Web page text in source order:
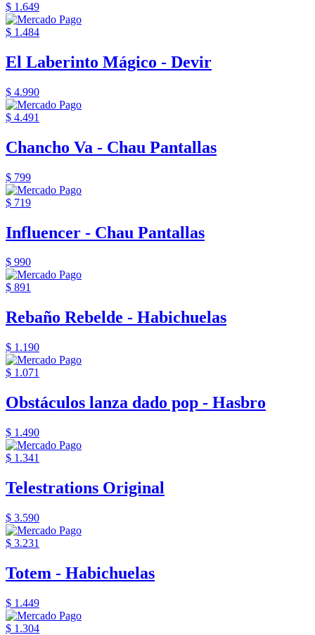
$ 1.649
$ 1.484
El Laberinto Mágico - Devir
$ 4.990
$ 4.491
Chancho Va - Chau Pantallas
$ 799
$ 719
Influencer - Chau Pantallas
$ 990
$ 891
Rebaño Rebelde - Habichuelas
$ 1.190
$ 1.071
Obstáculos lanza dado pop - Hasbro
$ 1.490
$ 1.341
Telestrations Original
$ 3.590
$ 3.231
Totem - Habichuelas
$ 1.449
$ 1.304